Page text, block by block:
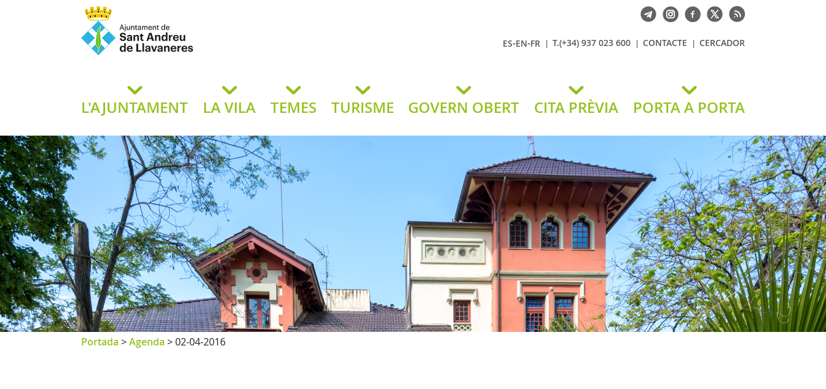
de Llavaneres
ES-EN-FR T.(+34) 937 023 600 CONTACTE CERCADOR
L'AJUNTAMENT LA VILA TEMES TURISME GOVERN OBERT CITA PRÈVIA PORTA A PORTA
Portada >Agenda >02-04-2016